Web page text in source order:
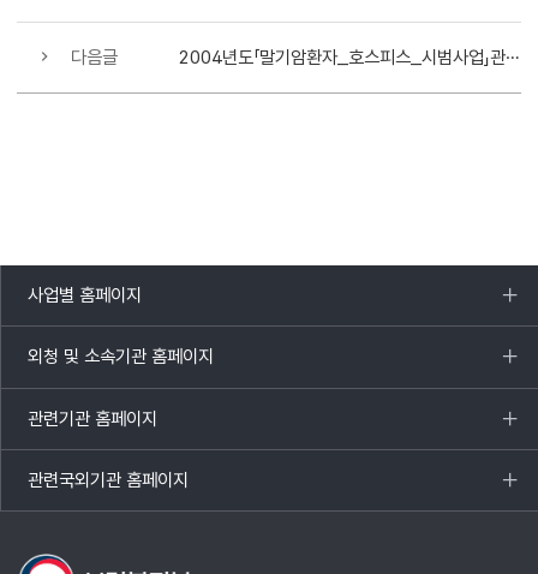
다음글 2004년도「말기암환자_호스피스_시범사업」관련_회의_개최
사업별 홈페이지
목록
열기
외청 및 소속기관 홈페이지
목록
열기
관련기관 홈페이지
목록
열기
관련국외기관 홈페이지
목록
열기